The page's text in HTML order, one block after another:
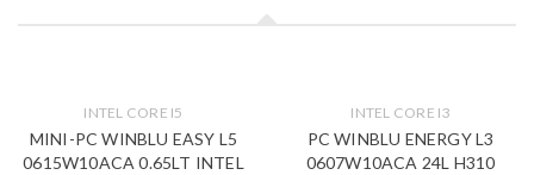
INTEL CORE I5
MINI-PC WINBLU EASY L5
0615W10ACA 0.65LT INTEL
INTEL CORE I3
PC WINBLU ENERGY L3
0607W10ACA 24L H310